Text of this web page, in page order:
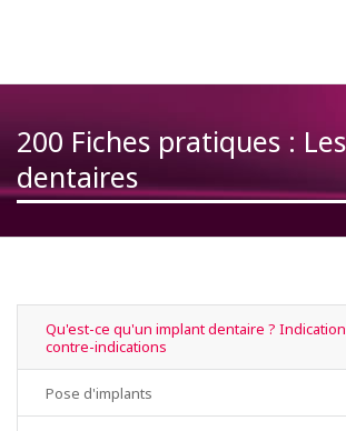
200 Fiches pratiques :
dentaires
Qu'est-ce qu'un implant dentaire ?
contre-indications
Pose d'implants